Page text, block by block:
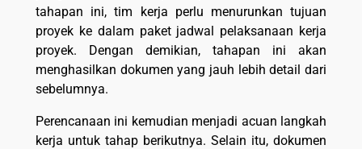
tahapan ini, tim kerja perlu menurunkan tujuan
proyek ke dalam paket jadwal pelaksanaan kerja
proyek. Dengan demikian, tahapan ini akan
menghasilkan dokumen yang jauh lebih detail dari
sebelumnya.
Perencanaan ini kemudian menjadi acuan langkah
kerja untuk tahap berikutnya. Selain itu, dokumen